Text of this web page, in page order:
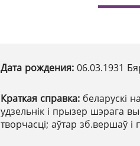
Дата рождения: 06.03.1931
Краткая справка: беларускі
удзельнік і прызер шэрага
творчасці; аўтар зб.вершаў